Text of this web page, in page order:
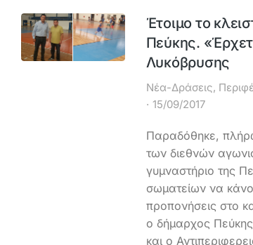
Έτοιμο το
Πεύκης.
Λυκόβρυσης
Νέα-Δράσεις,
15/09/2017
Παραδόθηκε,
των διεθνών
γυμναστήριο της
σωματείων να
προπονήσεις στο
ο δήμαρχος
και ο